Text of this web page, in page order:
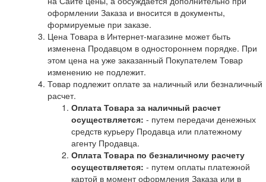
оформлении Заказа и вносится в документы,
формируемые при заказе.
Цена Товара в Интернет-магазине может быть
изменена Продавцом в одностороннем порядке. При
этом цена на уже заказанный Покупателем Товар
изменению не подлежит.
Товар подлежит оплате за наличный или безналичный
расчет.
Оплата Товара за наличный расчет
осуществляется: - путем передачи денежных
средств курьеру Продавца или платежному
агенту Продавца.
Оплата Товара по безналичному расчету
осуществляется: - путем оплаты платежной
картой в момент оформления Заказа или в